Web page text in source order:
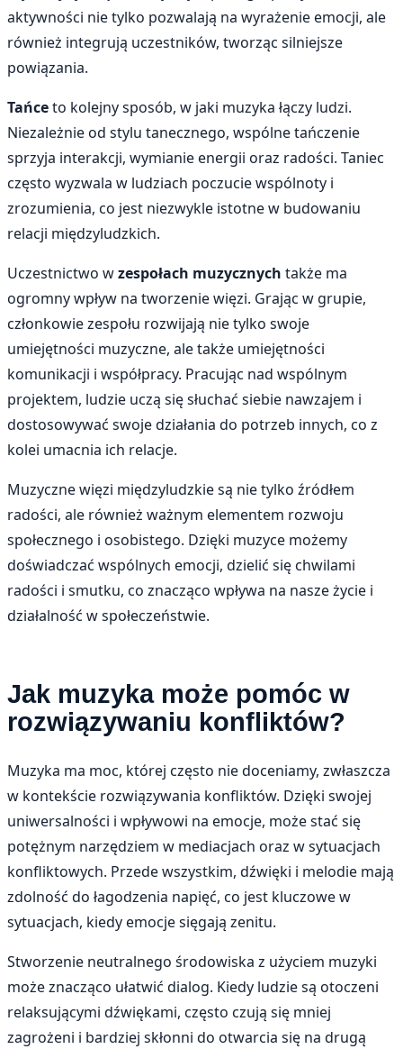
aktywności nie tylko pozwalają na wyrażenie emocji, ale
również integrują uczestników, tworząc silniejsze
powiązania.
Tańceto kolejny sposób, w jaki muzyka łączy ludzi.
Niezależnie od stylu tanecznego, wspólne tańczenie
sprzyja interakcji, wymianie energii oraz radości. Taniec
często wyzwala w ludziach poczucie wspólnoty i
zrozumienia, co jest niezwykle istotne w budowaniu
relacji międzyludzkich.
Uczestnictwo wzespołach muzycznych także ma
ogromny wpływ na tworzenie więzi. Grając w grupie,
członkowie zespołu rozwijają nie tylko swoje
umiejętności muzyczne, ale także umiejętności
komunikacji i współpracy. Pracując nad wspólnym
projektem, ludzie uczą się słuchać siebie nawzajem i
dostosowywać swoje działania do potrzeb innych, co z
kolei umacnia ich relacje.
Muzyczne więzi międzyludzkie są nie tylko źródłem
radości, ale również ważnym elementem rozwoju
społecznego i osobistego. Dzięki muzyce możemy
doświadczać wspólnych emocji, dzielić się chwilami
radości i smutku, co znacząco wpływa na nasze życie i
działalność w społeczeństwie.
Jak muzyka może pomóc w
rozwiązywaniu konfliktów?
Muzyka ma moc, której często nie doceniamy, zwłaszcza
w kontekście rozwiązywania konfliktów. Dzięki swojej
uniwersalności i wpływowi na emocje, może stać się
potężnym narzędziem w mediacjach oraz w sytuacjach
konfliktowych. Przede wszystkim, dźwięki i melodie mają
zdolność do łagodzenia napięć, co jest kluczowe w
sytuacjach, kiedy emocje sięgają zenitu.
Stworzenie neutralnego środowiska z użyciem muzyki
może znacząco ułatwić dialog. Kiedy ludzie są otoczeni
relaksującymi dźwiękami, często czują się mniej
zagrożeni i bardziej skłonni do otwarcia się na drugą